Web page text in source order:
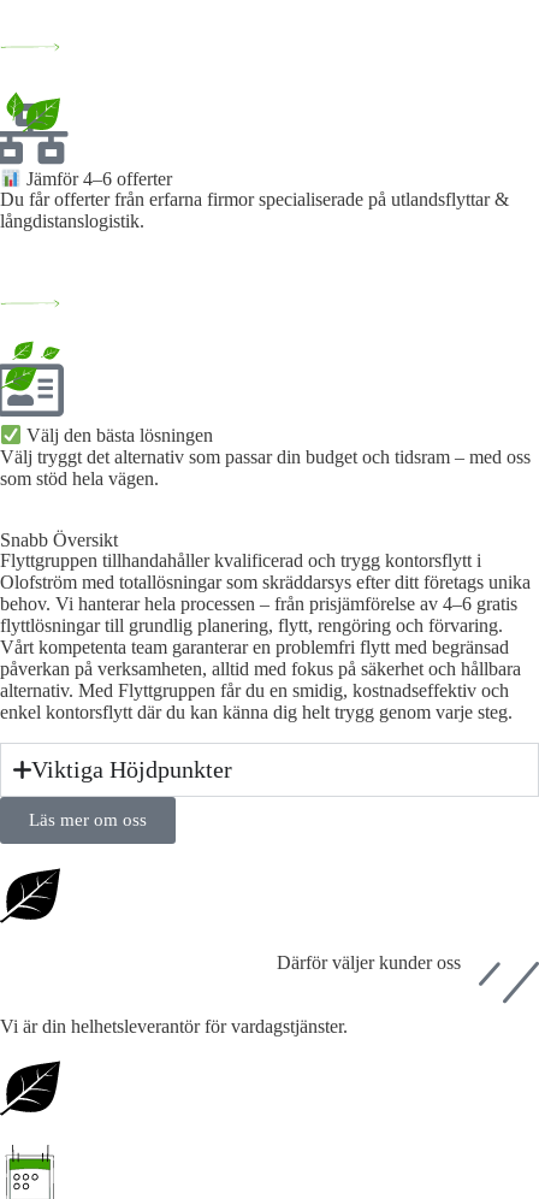
Jämför 4–6 offerter
Du får offerter från erfarna firmor specialiserade på utlandsflyttar &
långdistanslogistik.
Välj den bästa lösningen​
Välj tryggt det alternativ som passar din budget och tidsram – med oss
som stöd hela vägen.
Snabb Översikt
Flyttgruppen tillhandahåller kvalificerad och trygg kontorsflytt i
Olofström med totallösningar som skräddarsys efter ditt företags unika
behov. Vi hanterar hela processen – från prisjämförelse av 4–6 gratis
flyttlösningar till grundlig planering, flytt, rengöring och förvaring.
Vårt kompetenta team garanterar en problemfri flytt med begränsad
påverkan på verksamheten, alltid med fokus på säkerhet och hållbara
alternativ. Med Flyttgruppen får du en smidig, kostnadseffektiv och
enkel kontorsflytt där du kan känna dig helt trygg genom varje steg.
Viktiga Höjdpunkter
Läs mer om oss
Därför väljer kunder oss
Vi är din helhetsleverantör för vardagstjänster.